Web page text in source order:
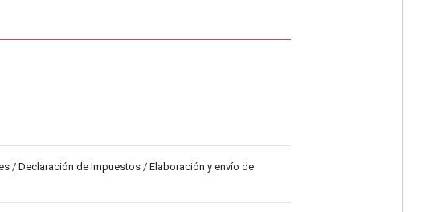
/ Declaración de Impuestos / Elaboración y envío de